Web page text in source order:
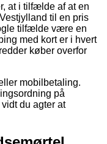
at i tilfælde af at en
til en pris
tilfælde være en
med kort er i hvert
køber overfor
mobilbetaling.
på
du agter at